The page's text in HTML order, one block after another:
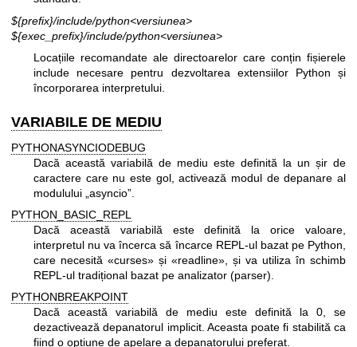
${prefix}/include/python<versiunea>
${exec_prefix}/include/python<versiunea>
Locațiile recomandate ale directoarelor care conțin fișierele
include necesare pentru dezvoltarea extensiilor Python și
încorporarea interpretului.
VARIABILE DE MEDIU
PYTHONASYNCIODEBUG
Dacă această variabilă de mediu este definită la un șir de
caractere care nu este gol, activează modul de depanare al
modulului „asyncio”.
PYTHON_BASIC_REPL
Dacă această variabilă este definită la orice valoare,
interpretul nu va încerca să încarce REPL-ul bazat pe Python,
care necesită «curses» și «readline», și va utiliza în schimb
REPL-ul tradițional bazat pe analizator (parser).
PYTHONBREAKPOINT
Dacă această variabilă de mediu este definită la 0, se
dezactivează depanatorul implicit. Aceasta poate fi stabilită ca
fiind o opțiune de apelare a depanatorului preferat.